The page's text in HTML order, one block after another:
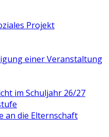
Projekt
einer Veranstaltung
im Schuljahr 26/27
an die Elternschaft